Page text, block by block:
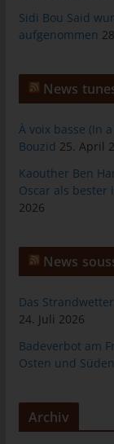
Sidi Bou Said
aufgenommen
News
À voix basse (In
Bouzid 25. April
Kaouther Ben
Oscar als
2026
News
Das
24. Juli 2026
Badeverbot am
Osten und Süden
Archiv
ist eine
Zeichenfolge,
das Cookie
besuchten
die andere
Internetbrowser
wiedererkannt
Durch den
Internetseite
Mittels eines
auf unserer
Benutzer unserer
Wiedererkennung
Internetseite zu
Cookies
weil dies von der
Computersystem